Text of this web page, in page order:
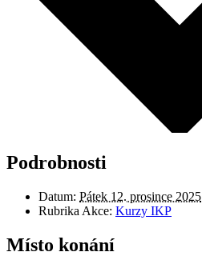
Podrobnosti
Datum: Pátek 12. prosince 2025
Rubrika Akce: Kurzy IKP
Místo konání